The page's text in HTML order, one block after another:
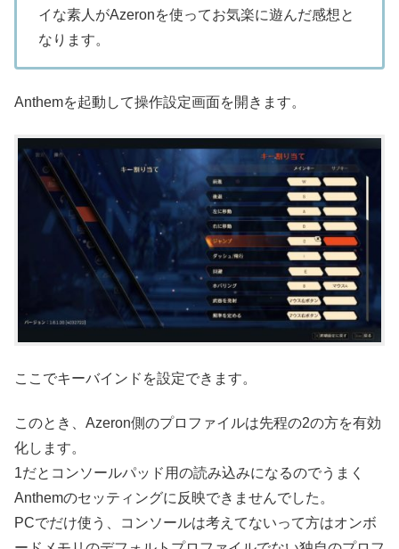
イな素人がAzeronを使ってお気楽に遊んだ感想と
なります。
Anthemを起動して操作設定画面を開きます。
ここでキーバインドを設定できます。
このとき、Azeron側のプロファイルは先程の2の方を有効
化します。
1だとコンソールパッド用の読み込みになるのでうまく
Anthemのセッティングに反映できませんでした。
PCでだけ使う、コンソールは考えてないって方はオンボ